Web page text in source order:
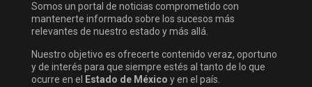
Somos un portal de noticias comprometido con
mantenerte informado sobre los sucesos más
relevantes de nuestro estado y más allá.
Nuestro objetivo es ofrecerte contenido veraz, oportuno
y de interés para que siempre estés al tanto de lo que
ocurre en el
Estado de México y en el país.